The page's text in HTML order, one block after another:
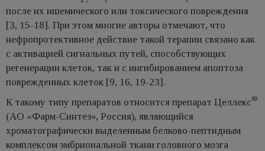
после их ишемического или токсического повреждения
[3, 15-18]. При этом многие авторы отмечают, что
нефропротективное действие такой терапии связано как
с активацией сигнальных путей, способствующих
регенерации клеток, так и с ингибированием апоптоза
поврежденных клеток [9, 16, 19-23].
К такому типу препаратов относится препарат Целлекс®
(AO «Фарм-Синтез», Россия), являющийся
хроматографически выделенным белково-пептидным
комплексом эмбриональной ткани головного мозга